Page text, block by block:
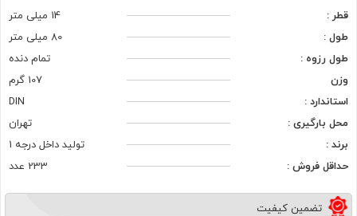
قطر :
14 میلی متر
طول :
80 میلی متر
طول رزوه :
تمام دنده
وزن
107 گرم
استاندارد :
DIN
محل بارگیری :
تهران
برند :
تولید داخل درجه 1
حداقل فروش :
233 عدد
تضمین کیفیت